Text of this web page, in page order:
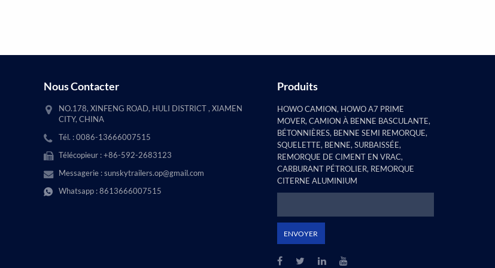
Nous Contacter
NO.178, XINFENG ROAD, HULI DISTRICT , XIAMEN
CITY, CHINA
Tél. : 0086-13666007515
Télécopieur : +86-592-2683123
Messagerie :sunskytrailers.op@gmail.com
Whatsapp :8613666007515
Produits
HOWO CAMION, HOWO A7 PRIME
MOVER, CAMION À BENNE BASCULANTE,
BÉTONNIÈRES, BENNE SEMI REMORQUE,
SQUELETTE, BENNE, SURBAISSÉE,
REMORQUE DE CIMENT EN VRAC,
CARBURANT PÉTROLIER, REMORQUE
CITERNE ALUMINIUM